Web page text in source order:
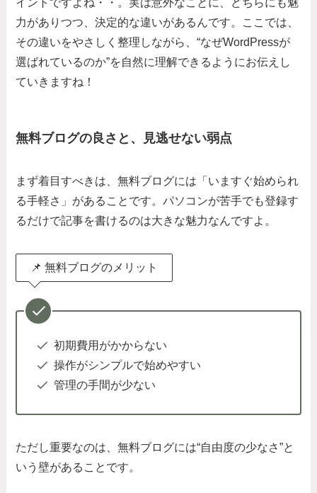
力がありつつ、決定的な違いがあるんです。ここでは、
その違いをやさしく整理しながら、“なぜWordPressが
選ばれているのか”を自然に理解できるようにお伝えし
ていきますね！
無料ブログの良さと、見逃せない弱点
まず着目すべきは、無料ブログには「いますぐ始められ
る手軽さ」があることです。パソコンが苦手でも登録す
るだけで記事を書けるのは大きな魅力なんですよ。
📌 無料ブログのメリット
初期費用がかからない
操作がシンプルで始めやすい
管理の手間が少ない
ただし重要なのは、無料ブログには“自由度の少なさ”と
いう壁があることです。